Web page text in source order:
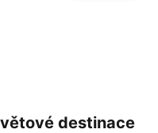
destinace